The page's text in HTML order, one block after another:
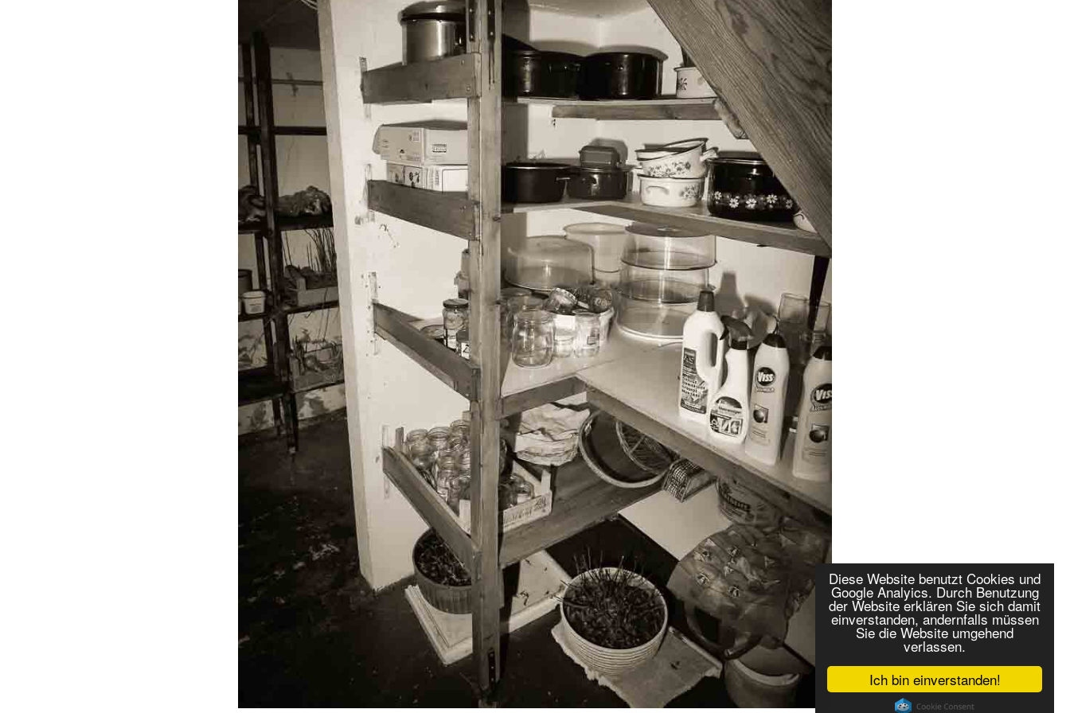
Ich bin einverstanden!
Diese Website benutzt Cookies und
Google Analyics. Durch Benutzung
der Website erklären Sie sich damit
einverstanden, andernfalls müssen
Sie die Website umgehend
verlassen.